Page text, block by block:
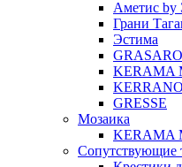
Аметис by
Грани
Эстима
GRASARO
KERAMA
GRESSE
Мозаика
KERAMA
Сопутствующие